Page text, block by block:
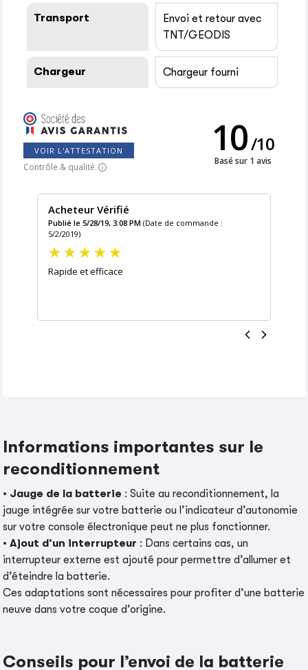
Transport
Envoi et retour avec
TNT/GEODIS
Chargeur Chargeur fourni
VOIR L'ATTESTATION
Contrôle & qualité
10/10
Basé sur 1 avis
Acheteur Vérifié
Publié le 5/28/19, 3:08 PM (Date de commande :
5/2/2019)
Rapide et efficace
Informations importantes sur le
reconditionnement
• Jauge de la batterie : Suite au reconditionnement, la
jauge intégrée sur votre batterie ou l’indicateur d’autonomie
sur votre console électronique peut ne plus fonctionner.
•Ajout d’un interrupteur : Dans certains cas, un
interrupteur externe est ajouté pour permettre d’allumer et
d’éteindre la batterie.
Ces adaptations sont nécessaires pour profiter d’une batterie
neuve dans votre coque d’origine.
Conseils pour l’envoi de la batterie